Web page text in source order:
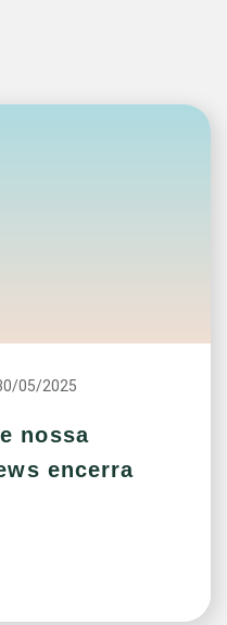
05/2025
nossa
encerra